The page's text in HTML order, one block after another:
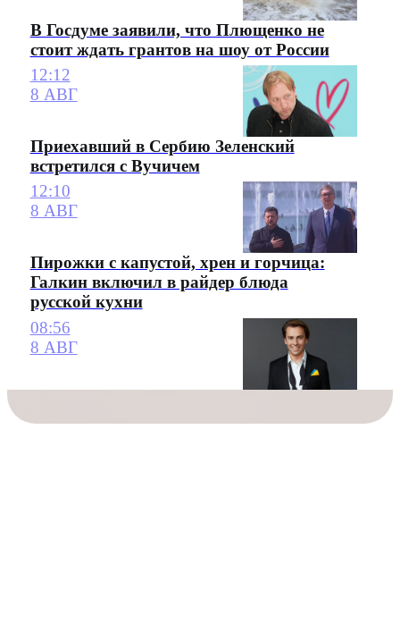
В Госдуме заявили, что Плющенко не
стоит ждать грантов на шоу от России
12:12
8 АВГ
Приехавший в Сербию Зеленский
встретился с Вучичем
12:10
8 АВГ
Пирожки с капустой, хрен и горчица:
Галкин включил в райдер блюда
русской кухни
08:56
8 АВГ